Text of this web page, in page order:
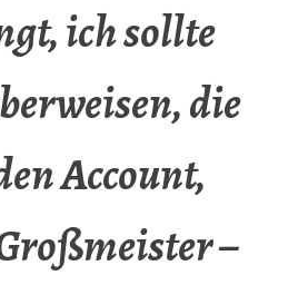
ich sollte
die
Account,
–